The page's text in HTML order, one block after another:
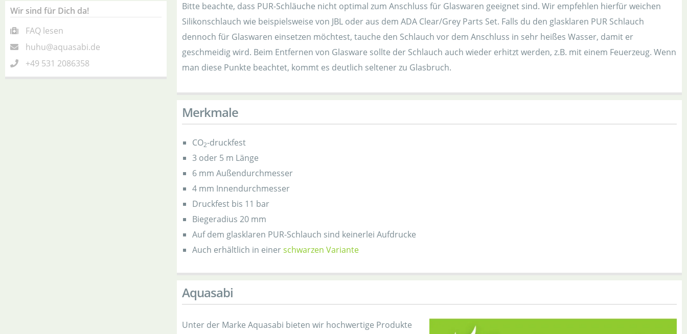
Wir sind für Dich da!
FAQ lesen
huhu@aquasabi.de
+49 531 2086358
Bitte beachte, dass PUR-Schläuche nicht optimal zum Anschluss für Glaswaren geeignet sind. Wir empfehlen hierfür weichen
Silikonschlauch wie beispielsweise von JBL oder aus dem ADA Clear/Grey Parts Set. Falls du den glasklaren PUR Schlauch
dennoch für Glaswaren einsetzen möchtest, tauche den Schlauch vor dem Anschluss in sehr heißes Wasser, damit er
geschmeidig wird. Beim Entfernen von Glasware sollte der Schlauch auch wieder erhitzt werden, z.B. mit einem Feuerzeug. Wenn
man diese Punkte beachtet, kommt es deutlich seltener zu Glasbruch.
Merkmale
CO2-druckfest
3 oder 5 m Länge
6 mm Außendurchmesser
4 mm Innendurchmesser
Druckfest bis 11 bar
Biegeradius 20 mm
Auf dem glasklaren PUR-Schlauch sind keinerlei Aufdrucke
Auch erhältlich in einerschwarzen Variante
Aquasabi
Unter der Marke Aquasabi bieten wir hochwertige Produkte